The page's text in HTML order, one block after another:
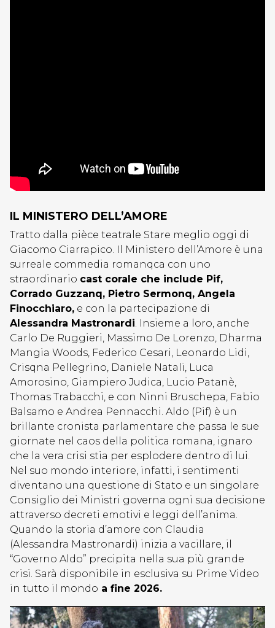
IL MINISTERO DELL’AMORE
Tratto dalla pièce teatrale Stare meglio oggi di
Giacomo Ciarrapico. Il Ministero dell’Amore è una
surreale commedia romanqca con uno
straordinario cast corale che include Pif,
Corrado Guzzanq, Pietro Sermonq, Angela
Finocchiaro, e con la partecipazione di
Alessandra Mastronardi. Insieme a loro, anche
Carlo De Ruggieri, Massimo De Lorenzo, Dharma
Mangia Woods, Federico Cesari, Leonardo Lidi,
Crisqna Pellegrino, Daniele Natali, Luca
Amorosino, Giampiero Judica, Lucio Patanè,
Thomas Trabacchi, e con Ninni Bruschepa, Fabio
Balsamo e Andrea Pennacchi. Aldo (Pif) è un
brillante cronista parlamentare che passa le sue
giornate nel caos della politica romana, ignaro
che la vera crisi stia per esplodere dentro di lui.
Nel suo mondo interiore, infatti, i sentimenti
diventano una questione di Stato e un singolare
Consiglio dei Ministri governa ogni sua decisione
attraverso decreti emotivi e leggi dell’anima.
Quando la storia d’amore con Claudia
(Alessandra Mastronardi) inizia a vacillare, il
“Governo Aldo” precipita nella sua più grande
crisi. Sarà disponibile in esclusiva su Prime Video
in tutto il mondo a fine 2026.